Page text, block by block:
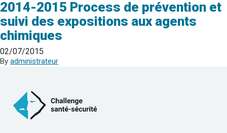
2014-2015 Process de prévention et
suivi des expositions aux agents
chimiques
02/07/2015
By administrateur